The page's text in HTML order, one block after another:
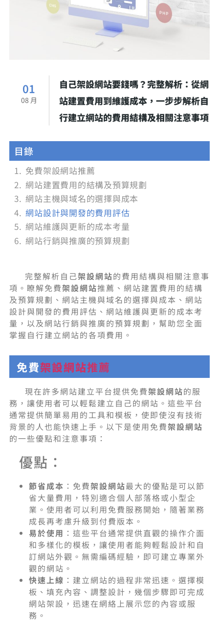
01
08 月
自己架設網站要錢嗎？完整解析：從網
站建置費用到維護成本，一步步解析自
行建立網站的費用結構及相關注意事項
目錄
免費架設網站推薦
網站建置費用的結構及預算規劃
網站主機與域名的選擇與成本
網站設計與開發的費用評估
網站維護與更新的成本考量
網站行銷與推廣的預算規劃
完整解析自己架設網站的費用結構與相關注意事
項。瞭解免費架設網站推薦、網站建置費用的結構
及預算規劃、網站主機與域名的選擇與成本、網站
設計與開發的費用評估、網站維護與更新的成本考
量，以及網站行銷與推廣的預算規劃，幫助您全面
掌握自行建立網站的各項費用。
免費架設網站推薦
現在許多網站建立平台提供免費架設網站的服
務，讓使用者可以輕鬆建立自己的網站。這些平台
通常提供簡單易用的工具和模板，使即使沒有技術
背景的人也能快速上手。以下是使用免費架設網站
的一些優點和注意事項：
優點：
節省成本 ：免費架設網站最大的優點是可以節
省大量費用，特別適合個人部落格或小型企
業。使用者可以利用免費服務開始，隨著業務
成長再考慮升級到付費版本。
易於使用 ：這些平台通常提供直觀的操作介面
和多樣化的模板，讓使用者能夠輕鬆設計和自
訂網站外觀。無需編碼經驗，即可建立專業外
觀的網站。
快速上線 ：建立網站的過程非常迅速。選擇模
板、填充內容、調整設計，幾個步驟即可完成
網站架設，迅速在網絡上展示您的內容或服
務。